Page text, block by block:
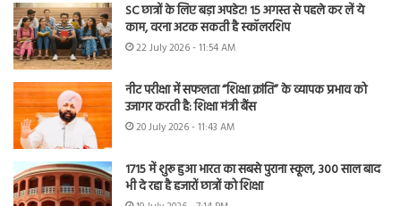
SC छात्रों के लिए बड़ा अपडेट! 15 अगस्त से पहले कर लें ये
काम, वरना अटक सकती है स्कॉलरशिप
22 July 2026 - 11:54 AM
नीट परीक्षा में सफलता “शिक्षा क्रांति” के व्यापक प्रभाव को
उजागर करती है: शिक्षा मंत्री बैंस
20 July 2026 - 11:43 AM
1715 में शुरू हुआ भारत का सबसे पुराना स्कूल, 300 साल बाद
भी दे रहा है हजारों छात्रों को शिक्षा